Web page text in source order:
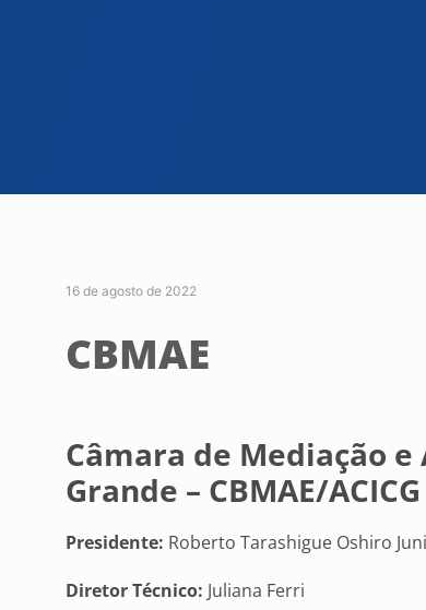
16 de agosto de 2022
CBMAE
Câmara de Mediação
Grande – CBMAE/ACICG
Presidente: Roberto Tarashigue Oshiro
Diretor Técnico: Juliana Ferri